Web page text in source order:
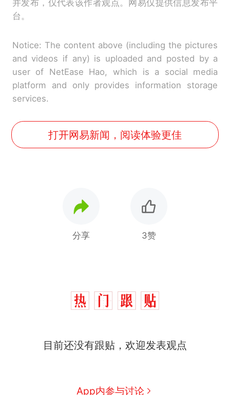
并发布，仅代表该作者观点。网易仅提供信息发布平
台。
Notice: The content above (including the pictures
and videos if any) is uploaded and posted by a
user of NetEase Hao, which is a social media
platform and only provides information storage
services.
打开网易新闻，阅读体验更佳
分享 3赞
目前还没有跟贴，欢迎发表观点
App内参与讨论
因老师一句“跟我回家”改写了
人生
新
费大厨“全国小炒肉大王”称
官方通报
已叫停招聘，成立调查组全面
台风"白海豚"中心附近最大风